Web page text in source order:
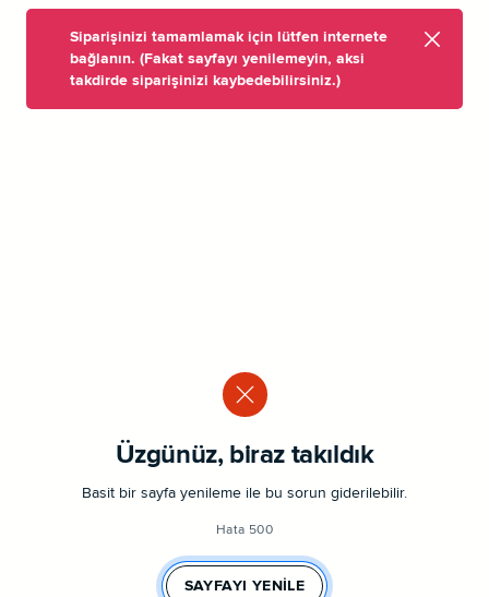
Siparişinizi tamamlamak için lütfen internete
bağlanın. (Fakat sayfayı yenilemeyin, aksi
takdirde siparişinizi kaybedebilirsiniz.)
Üzgünüz, biraz takıldık
Basit bir sayfa yenileme ile bu sorun giderilebilir.
Hata 500
SAYFAYI YENILE